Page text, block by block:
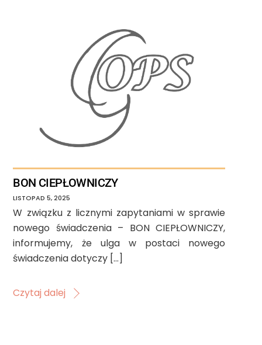
BON CIEPŁOWNICZY
LISTOPAD 5,2025
W związku z licznymi zapytaniami w sprawie
nowego świadczenia – BON CIEPŁOWNICZY,
informujemy, że ulga w postaci nowego
świadczenia dotyczy […]
Czytaj dalej